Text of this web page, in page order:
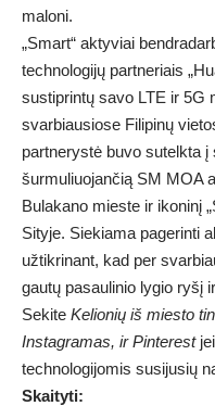
maloni.
„Smart“ aktyviai
technologijų partneriais
sustiprintų savo LTE ir 5G
svarbiausiose Filipinų
partnerystė buvo sutelkta
šurmuliuojančią SM MOA
Bulakano mieste ir ikoninį
Sityje. Siekiama pagerinti
užtikrinant, kad per
gautų pasaulinio lygio ryšį
Sekite Kelionių iš miesto
Instagramas, ir Pinterestjei
technologijomis susijusių
Skaityti: